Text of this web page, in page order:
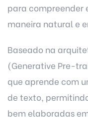
para compreender
maneira natural e
Baseado na
(Generative Pre-
que aprende com
de texto,
bem elaboradas